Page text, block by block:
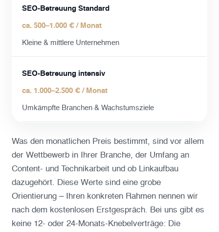
SEO-Betreuung Standard
ca. 500–1.000 € / Monat
Kleine & mittlere Unternehmen
SEO-Betreuung intensiv
ca. 1.000–2.500 € / Monat
Umkämpfte Branchen & Wachstumsziele
Was den monatlichen Preis bestimmt, sind vor allem
der Wettbewerb in Ihrer Branche, der Umfang an
Content- und Technikarbeit und ob Linkaufbau
dazugehört. Diese Werte sind eine grobe
Orientierung – Ihren konkreten Rahmen nennen wir
nach dem kostenlosen Erstgespräch. Bei uns gibt es
keine 12- oder 24-Monats-Knebelverträge: Die